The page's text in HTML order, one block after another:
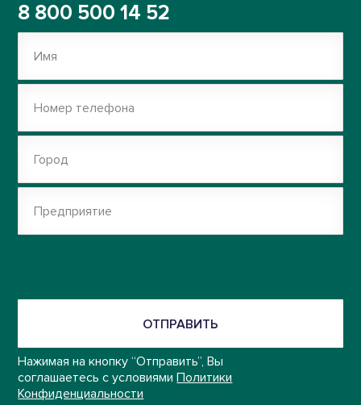
8 800 500 14 52
Имя
Номер телефона
Город
Предприятие
ОТПРАВИТЬ
Нажимая на кнопку “Отправить”, Вы
соглашаетесь с условиямиПолитики
Конфиденциальности